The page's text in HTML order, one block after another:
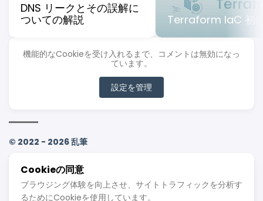
DNS リークとその誤解に
ついての解説
Terraform IaC 初
機能的なCookieを受け入れるまで、コメントは無効になっ
ています。
設定を管理
© 2022 - 2026 乱筆
本ウェブページの日本語版は、生成系大規模言語モデル（LLM）によって簡体
字中国語版の内容を翻訳したものです。その内容は「乱筆」による確認、校
正および承認を経ておりません。ご利用の際には、いかなる場合でも本日本
語版を簡体字中国語版または英語版と同等と見なさないようご注意くださ
Cookieの同意
ブラウジング体験を向上させ、サイトトラフィックを分析す
るためにCookieを使用しています。